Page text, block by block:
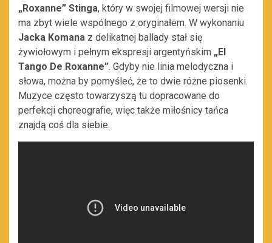
„Roxanne” Stinga, który w swojej filmowej wersji nie
ma zbyt wiele wspólnego z oryginałem. W wykonaniu
Jacka Komana z delikatnej ballady stał się
żywiołowym i pełnym ekspresji argentyńskim „El
Tango De Roxanne”. Gdyby nie linia melodyczna i
słowa, można by pomyśleć, że to dwie różne piosenki.
Muzyce często towarzyszą tu dopracowane do
perfekcji choreografie, więc także miłośnicy tańca
znajdą coś dla siebie.